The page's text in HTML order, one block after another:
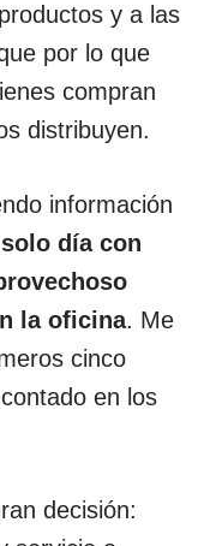
y a las
por lo que
compran
distribuyen.
información
día con
la oficina. Me
cinco
en los
decisión: